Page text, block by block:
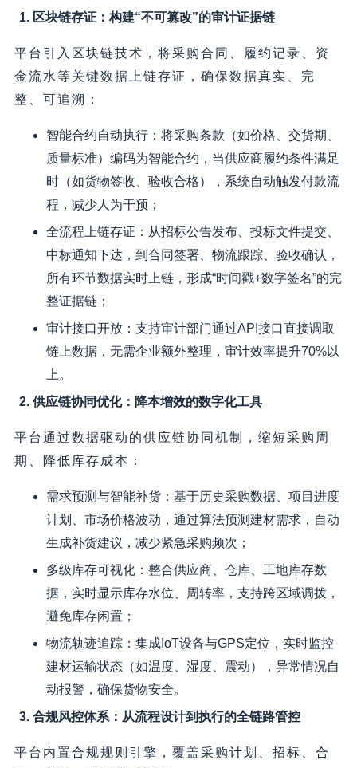
1. 区块链存证：构建“不可篡改”的审计证据链
平台引入区块链技术，将采购合同、履约记录、资
金流水等关键数据上链存证，确保数据真实、完
整、可追溯：
智能合约自动执行：将采购条款（如价格、交货期、
质量标准）编码为智能合约，当供应商履约条件满足
时（如货物签收、验收合格），系统自动触发付款流
程，减少人为干预；
全流程上链存证：从招标公告发布、投标文件提交、
中标通知下达，到合同签署、物流跟踪、验收确认，
所有环节数据实时上链，形成“时间戳+数字签名”的完
整证据链；
审计接口开放：支持审计部门通过API接口直接调取
链上数据，无需企业额外整理，审计效率提升70%以
上。
2. 供应链协同优化：降本增效的数字化工具
平台通过数据驱动的供应链协同机制，缩短采购周
期、降低库存成本：
需求预测与智能补货：基于历史采购数据、项目进度
计划、市场价格波动，通过算法预测建材需求，自动
生成补货建议，减少紧急采购频次；
多级库存可视化：整合供应商、仓库、工地库存数
据，实时显示库存水位、周转率，支持跨区域调拨，
避免库存闲置；
物流轨迹追踪：集成IoT设备与GPS定位，实时监控
建材运输状态（如温度、湿度、震动），异常情况自
动报警，确保货物安全。
3. 合规风控体系：从流程设计到执行的全链路管控
平台内置合规规则引擎，覆盖采购计划、招标、合